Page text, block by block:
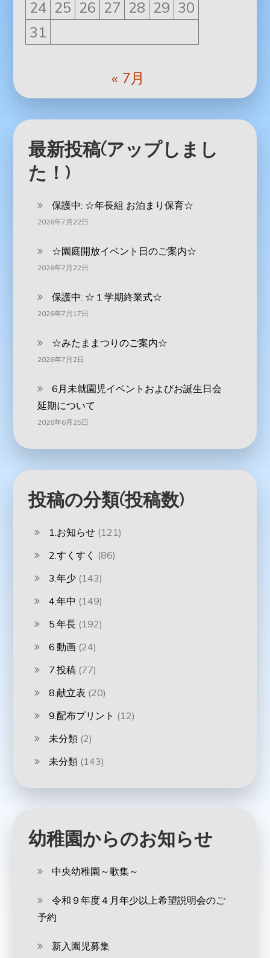
24 25 26 27 28 29 30
31
« 7月
最新投稿(アップしまし
た！)
保護中: ‪☆年長組 お泊まり保育☆
2026年7月22日
☆園庭開放イベント日のご案内☆
2026年7月22日
保護中: ☆１学期終業式☆
2026年7月17日
☆みたままつりのご案内☆
2026年7月2日
6月未就園児イベントおよびお誕生日会
延期について
2026年6月25日
投稿の分類(投稿数)
1.お知らせ (121)
2.すくすく (86)
3.年少 (143)
4.年中 (149)
5.年長 (192)
6.動画 (24)
7.投稿 (77)
8.献立表 (20)
9.配布プリント (12)
未分類 (2)
未分類 (143)
幼稚園からのお知らせ
中央幼稚園～歌集～
令和９年度４月年少以上希望説明会のご
予約
新入園児募集